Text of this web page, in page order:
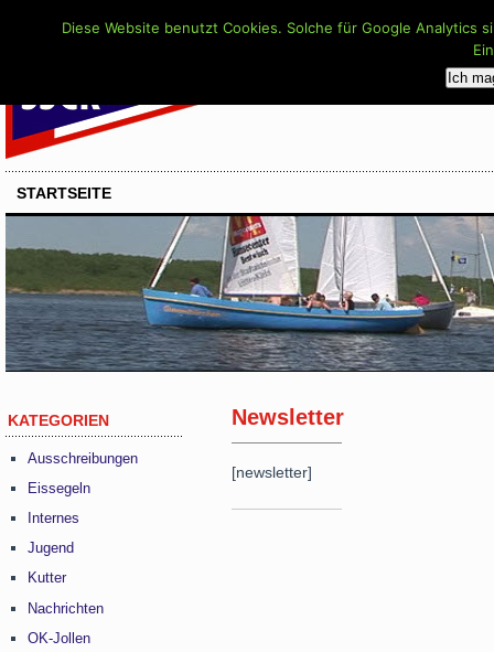
STARTSEITE
KATEGORIEN
Ausschreibungen
Eissegeln
Internes
Jugend
Kutter
Nachrichten
OK-Jollen
Newsletter
[newsletter]
Diese Website benutzt Cookies. Solche für Google
Ich